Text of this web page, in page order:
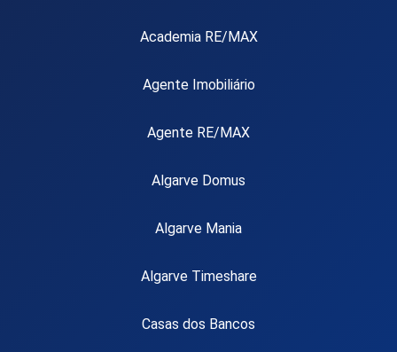
Academia RE/MAX
Agente Imobiliário
Agente RE/MAX
Algarve Domus
Algarve Mania
Algarve Timeshare
Casas dos Bancos